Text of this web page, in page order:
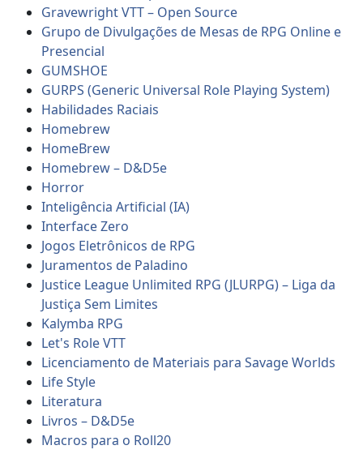
Gravewright VTT – Open Source
Grupo de Divulgações de Mesas de RPG Online e
Presencial
GUMSHOE
GURPS (Generic Universal Role Playing System)
Habilidades Raciais
Homebrew
HomeBrew
Homebrew – D&D5e
Horror
Inteligência Artificial (IA)
Interface Zero
Jogos Eletrônicos de RPG
Juramentos de Paladino
Justice League Unlimited RPG (JLURPG) – Liga da
Justiça Sem Limites
Kalymba RPG
Let's Role VTT
Licenciamento de Materiais para Savage Worlds
Life Style
Literatura
Livros – D&D5e
Macros para o Roll20